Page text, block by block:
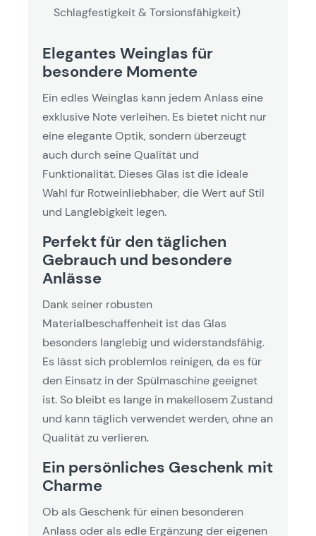
Schlagfestigkeit & Torsionsfähigkeit)
Elegantes Weinglas für
besondere Momente
Ein edles Weinglas kann jedem Anlass eine
exklusive Note verleihen. Es bietet nicht nur
eine elegante Optik, sondern überzeugt
auch durch seine Qualität und
Funktionalität. Dieses Glas ist die ideale
Wahl für Rotweinliebhaber, die Wert auf Stil
und Langlebigkeit legen.
Perfekt für den täglichen
Gebrauch und besondere
Anlässe
Dank seiner robusten
Materialbeschaffenheit ist das Glas
besonders langlebig und widerstandsfähig.
Es lässt sich problemlos reinigen, da es für
den Einsatz in der Spülmaschine geeignet
ist. So bleibt es lange in makellosem Zustand
und kann täglich verwendet werden, ohne an
Qualität zu verlieren.
Ein persönliches Geschenk mit
Charme
Ob als Geschenk für einen besonderen
Anlass oder als edle Ergänzung der eigenen